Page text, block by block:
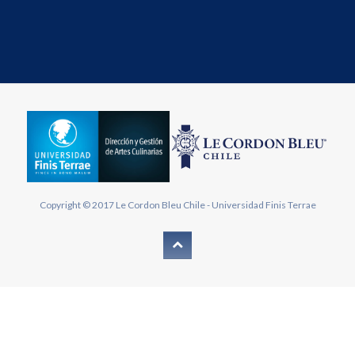
Copyright © 2017 Le Cordon Bleu Chile- Universidad Finis Terrae